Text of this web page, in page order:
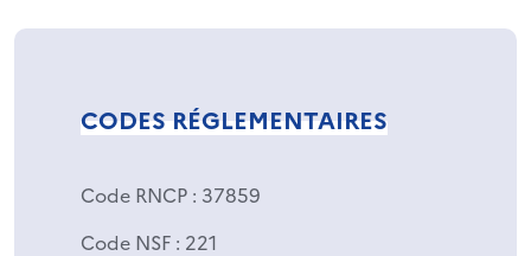
CODES RÉGLEMENTAIRES
Code RNCP : 37859
Code NSF : 221